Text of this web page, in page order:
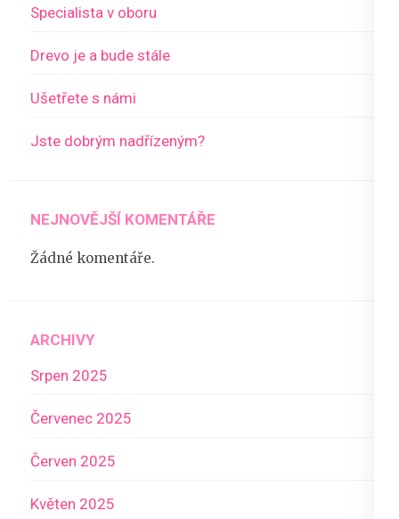
Specialista v oboru
Drevo je a bude stále
Ušetřete s námi
Jste dobrým nadřízeným?
NEJNOVĚJŠÍ KOMENTÁŘE
Žádné komentáře.
ARCHIVY
Srpen 2025
Červenec 2025
Červen 2025
Květen 2025